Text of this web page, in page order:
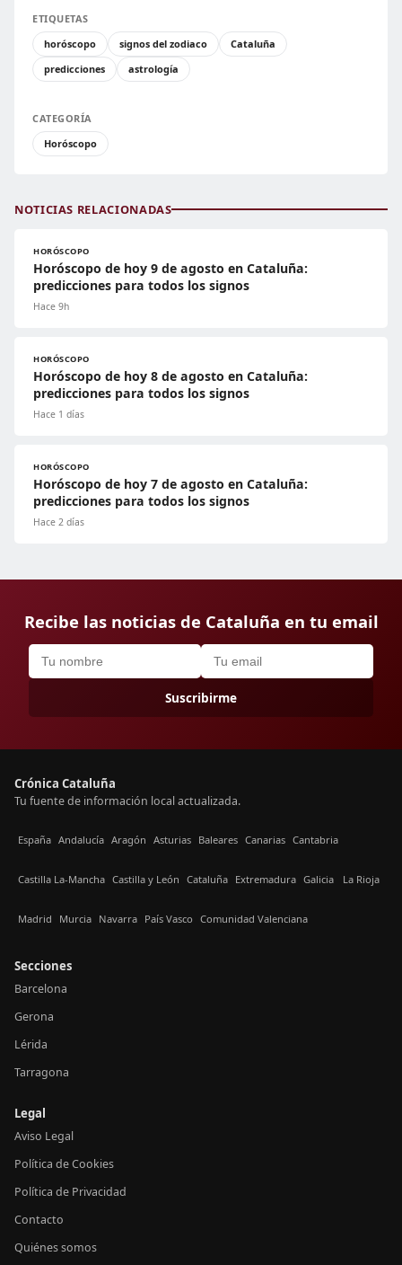
ETIQUETAS
horóscopo
signos del zodiaco
Cataluña
predicciones
astrología
CATEGORÍA
Horóscopo
NOTICIAS RELACIONADAS
HORÓSCOPO
Horóscopo de hoy 9 de agosto en Cataluña:
predicciones para todos los signos
Hace 9h
HORÓSCOPO
Horóscopo de hoy 8 de agosto en Cataluña:
predicciones para todos los signos
Hace 1 días
HORÓSCOPO
Horóscopo de hoy 7 de agosto en Cataluña:
predicciones para todos los signos
Hace 2 días
Recibe las noticias de Cataluña en tu email
Suscribirme
Crónica Cataluña
Tu fuente de información local actualizada.
España Andalucía Aragón Asturias Baleares Canarias Cantabria
Castilla La-Mancha Castilla y León Cataluña Extremadura Galicia La Rioja
Madrid Murcia Navarra País Vasco Comunidad Valenciana
Secciones
Barcelona
Gerona
Lérida
Tarragona
Legal
Aviso Legal
Política de Cookies
Política de Privacidad
Contacto
Quiénes somos